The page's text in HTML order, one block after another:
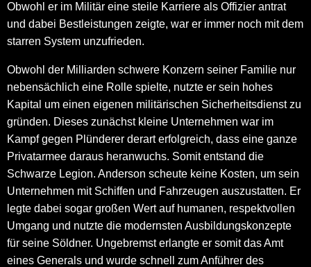
Obwohl er im Militär eine steile Karriere als Offizier antrat
und dabei Bestleistungen zeigte, war er immer noch mit dem
starren System unzufrieden.
Obwohl der Milliarden schwere Konzern seiner Familie nur
nebensächlich eine Rolle spielte, nutzte er sein hohes
Kapital um einen eigenen militärischen Sicherheitsdienst zu
gründen. Dieses zunächst kleine Unternehmen war im
Kampf gegen Plünderer derart erfolgreich, dass eine ganze
Privatarmee daraus heranwuchs. Somit entstand die
Schwarze Legion. Anderson scheute keine Kosten, um sein
Unternehmen mit Schiffen und Fahrzeugen auszustatten. Er
legte dabei sogar großen Wert auf humanen, respektvollen
Umgang und nutzte die modernsten Ausbildungskonzepte
für seine Söldner. Ungebremst erlangte er somit das Amt
eines Generals und wurde schnell zum Anführer des